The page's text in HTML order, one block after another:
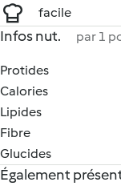
facile
Infos nut. par 1
Protides
Calories
Lipides
Fibre
Glucides
Également